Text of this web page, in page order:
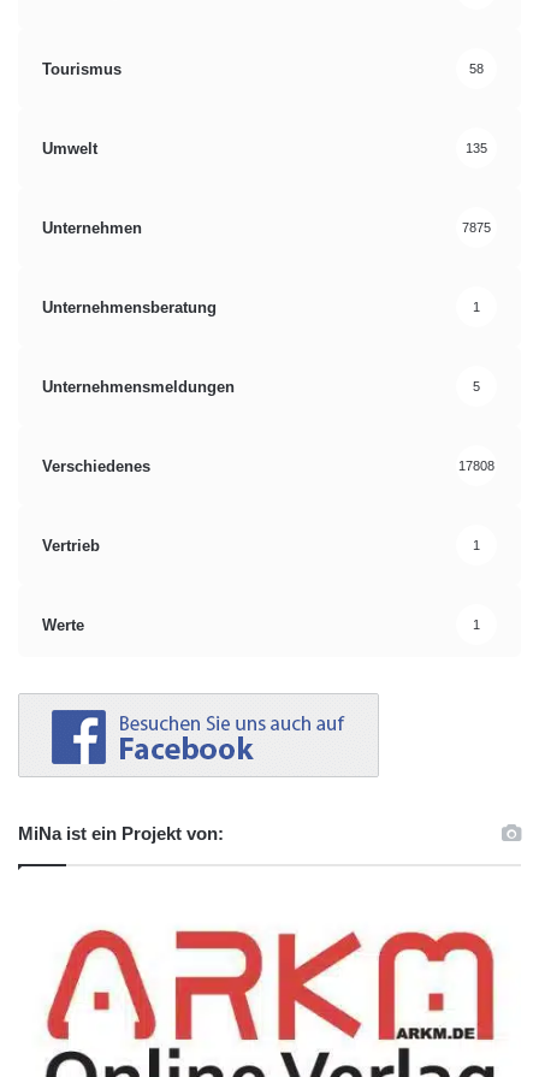
Tourismus 58
Umwelt 135
Unternehmen 7875
Unternehmensberatung 1
Unternehmensmeldungen 5
Verschiedenes 17808
Vertrieb 1
Werte 1
MiNa ist ein Projekt von: